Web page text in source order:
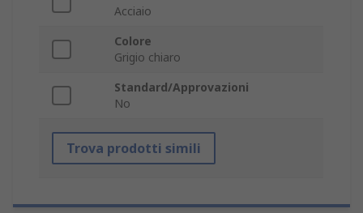
Acciaio
Colore
Grigio chiaro
Standard/Approvazioni
No
Trova prodotti simili